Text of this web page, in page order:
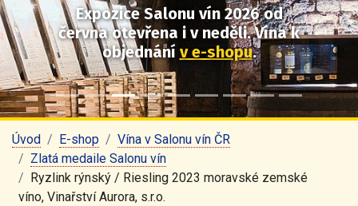
Expozice Salonu vín 2026od
června otevřena i v neděli.Vína k
objednání v e-shopu.
Úvod E-shop
Vína v Salonu vín ČR
Zlatá medaile Salonu vín
Ryzlink rýnský / Riesling 2023 moravské zemské
víno, Vinařství Aurora, s.r.o.